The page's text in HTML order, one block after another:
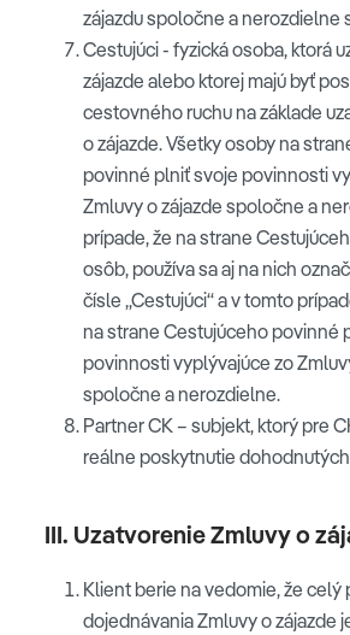
zájazdu spoločne a nerozdielne
Cestujúci - fyzická osoba, ktorá
zájazde alebo ktorej majú byť
cestovného ruchu na základe
o zájazde. Všetky osoby na
povinné plniť svoje povinnosti
Zmluvy o zájazde spoločne a
prípade, že na strane
osôb, používa sa aj na nich
čísle „Cestujúci“ a v tomto
na strane Cestujúceho povinné
povinnosti vyplývajúce zo
spoločne a nerozdielne.
Partner CK – subjekt, ktorý pre
reálne poskytnutie
III. Uzatvorenie Zmluvy o
Klient berie na vedomie, že celý
dojednávania Zmluvy o zájazde